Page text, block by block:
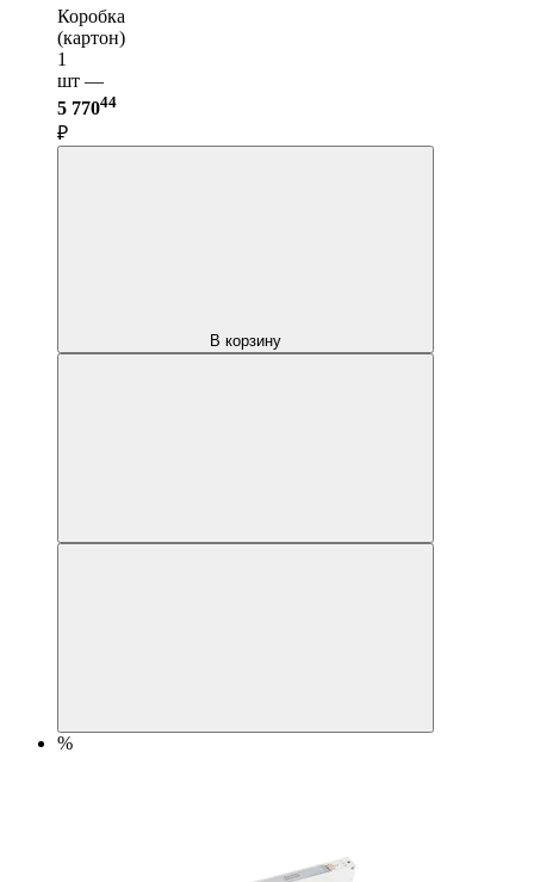
Коробка
(картон)
1
шт —
5 77044
₽
В корзину
%